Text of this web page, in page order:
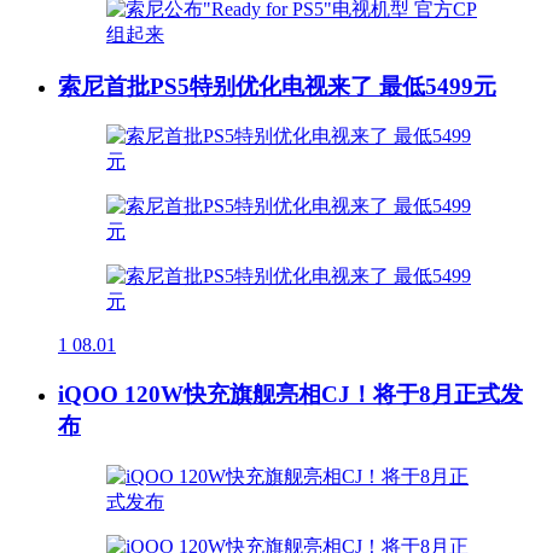
索尼首批PS5特别优化电视来了 最低5499元
1 08.01
iQOO 120W快充旗舰亮相CJ！将于8月正式发
布